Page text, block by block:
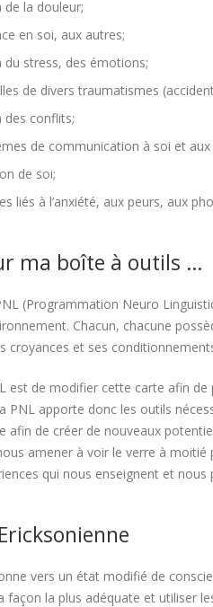
de la douleur;
en soi, aux autres;
du stress, des émotions;
de divers traumatismes
des conflits;
de communication à soi et aux
de soi;
liés à l’anxiété, aux peurs, aux
ma boîte à outils …
(Programmation Neuro
Chacun, chacune
croyances et ses
est de modifier cette carte afin
PNL apporte donc les outils
afin de créer de nouveaux
amener à voir le verre à moitié
qui nous enseignent et nous
vers un état modifié de
façon la plus adéquate et utiliser